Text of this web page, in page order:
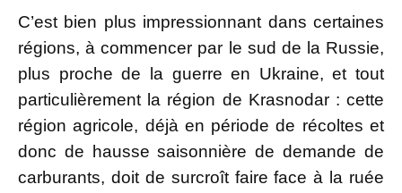
C’est bien plus impressionnant dans certaines
régions, à commencer par le sud de la Russie,
plus proche de la guerre en Ukraine, et tout
particulièrement la région de Krasnodar : cette
région agricole, déjà en période de récoltes et
donc de hausse saisonnière de demande de
carburants, doit de surcroît faire face à la ruée